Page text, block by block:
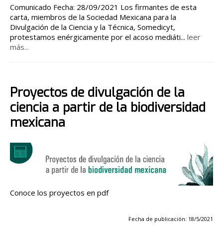
Comunicado Fecha: 28/09/2021 Los firmantes de esta
carta, miembros de la Sociedad Mexicana para la
Divulgación de la Ciencia y la Técnica, Somedicyt,
protestamos enérgicamente por el acoso mediáti... leer
más...
Proyectos de divulgación de la
ciencia a partir de la biodiversidad
mexicana
Conoce los proyectos en pdf
Fecha de publicación: 18/5/2021